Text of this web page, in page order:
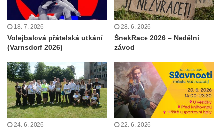
18. 7. 2026
Volejbalová přátelská utkání
(Varnsdorf 2026)
28. 6. 2026
ŠnekRace 2026 – Nedělní
závod
24. 6. 2026 22. 6. 2026